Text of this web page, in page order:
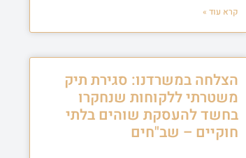
קרא עוד »
הצלחה במשרדנו: סגירת תיק
משטרתי ללקוחות שנחקרו
בחשד להעסקת שוהים בלתי
חוקיים – שב"חים